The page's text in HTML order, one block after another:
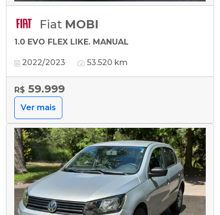
Fiat MOBI
1.0 EVO FLEX LIKE. MANUAL
2022/2023 53.520 km
R$ 59.999
Ver mais